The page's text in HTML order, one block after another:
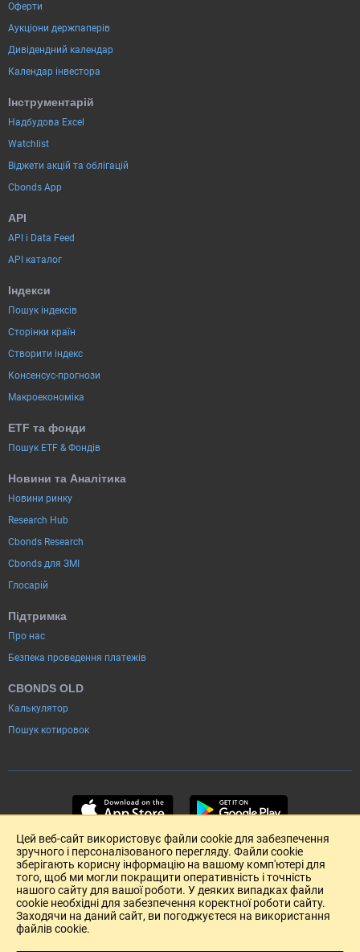
Оферти
Аукціони держпаперів
Дивідендний календар
Календар інвестора
Інструментарій
Надбудова Excel
Watchlist
Віджети акцій та облігацій
Cbonds App
API
API і Data Feed
API каталог
Індекси
Пошук індексів
Сторінки країн
Створити індекс
Консенсус-прогнози
Макроекономіка
ETF та фонди
Пошук ETF & Фондів
Новини та Аналітика
Новини ринку
Research Hub
Cbonds Research
Cbonds для ЗМІ
Глосарій
Підтримка
Про нас
Безпека проведення платежів
CBONDS OLD
Калькулятор
Пошук котировок
Розміщення реклами
Цей веб-сайт використовує файли cookie для забезпечення
зручного і персоналізованого перегляду. Файли cookie
зберігають корисну інформацію на вашому комп'ютері для
того, щоб ми могли покращити оперативність і точність
нашого сайту для вашої роботи. У деяких випадках файли
cookie необхідні для забезпечення коректної роботи сайту.
Заходячи на даний сайт, ви погоджуєтеся на використання
файлів cookie.